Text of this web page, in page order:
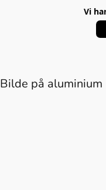
Vi
Bilde på aluminium